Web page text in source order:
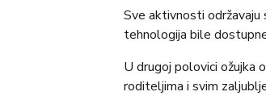
Sve aktivnosti održavaju
tehnologija bile
U drugoj polovici ožujka
roditeljima i svim